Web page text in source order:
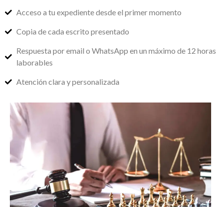
Acceso a tu expediente desde el primer momento
Copia de cada escrito presentado
Respuesta por email o WhatsApp en un máximo de 12 horas
laborables
Atención clara y personalizada